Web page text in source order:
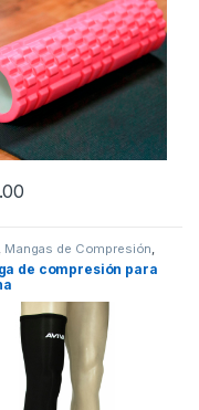
Las opciones se
producto tiene múltiples
, Mangas de Compresión,
de compresión para